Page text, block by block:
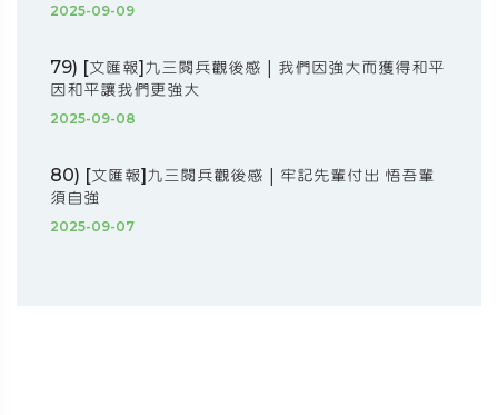
2025-09-09
79) [文匯報]九三閱兵觀後感｜我們因強大而獲得和平
因和平讓我們更強大
2025-09-08
80) [文匯報]九三閱兵觀後感｜牢記先輩付出 悟吾輩
須自強
2025-09-07